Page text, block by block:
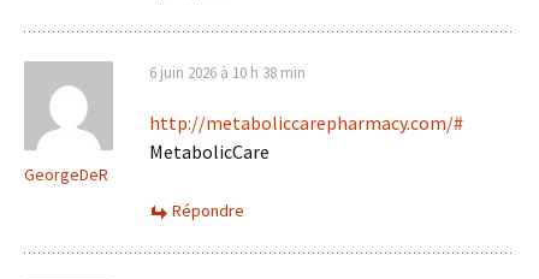
GeorgeDeR
6 juin 2026 à 10 h 38 min
http://metaboliccarepharmacy.com/#
MetabolicCare
Répondre